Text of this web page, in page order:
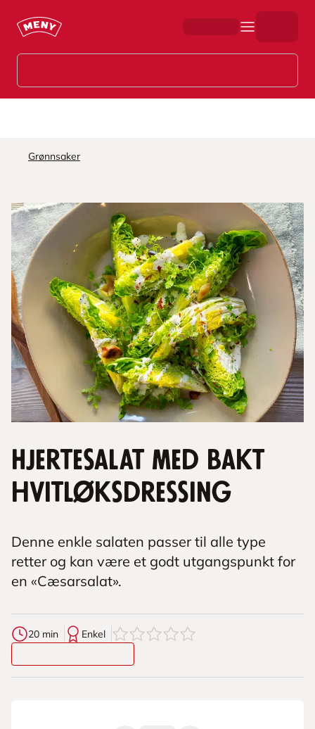
Grønnsaker
Hjertesalat med bakt
hvitløksdressing
Denne enkle salaten passer til alle type
retter og kan være et godt utgangspunkt for
en «Cæsarsalat».
20 min Enkel 0av5stjerner